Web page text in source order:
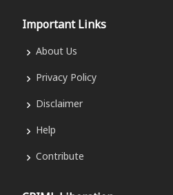
Important Links
About Us
Privacy Policy
Disclaimer
Help
Contribute